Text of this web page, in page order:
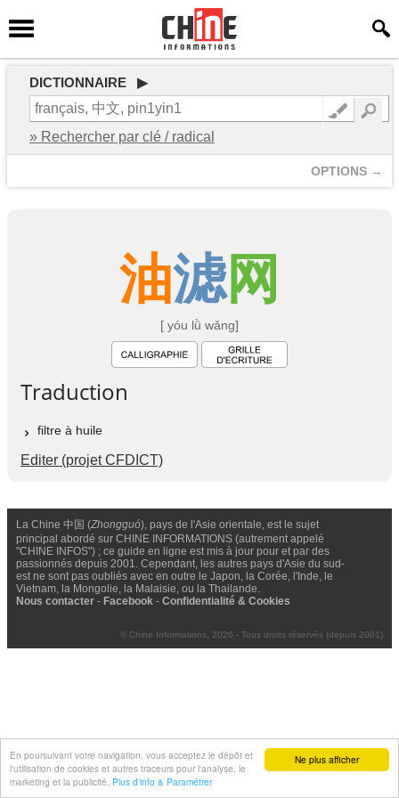
Ne plus afficher
En poursuivant votre navigation, vous acceptez le dépôt et
l'utilisation de cookies et autres traceurs pour l'analyse, le
marketing et la publicité. Plus d'info & Paramétrer
DICTIONNAIRE ▶
» Rechercher par clé / radical
OPTIONS →
油滤网
[ yóu lǜ wǎng]
Traduction
filtre à huile
Editer (projet CFDICT)
La Chine 中国 (Zhongguó), pays de l'Asie orientale, est le sujet
principal abordé sur CHINE INFORMATIONS (autrement appelé
"CHINE INFOS") ; ce guide en ligne est mis à jour pour et par des
passionnés depuis 2001. Cependant, les autres pays d'Asie du sud-
est ne sont pas oubliés avec en outre le Japon, la Corée, l'Inde, le
Vietnam, la Mongolie, la Malaisie, ou la Thailande.
Nous contacter - Facebook - Confidentialité & Cookies
© Chine Informations, 2026 - Tous droits réservés (depuis 2001)